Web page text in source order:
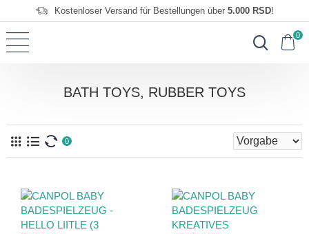
Kostenloser Versand für Bestellungen über 5.000 RSD!
0
BATH TOYS, RUBBER TOYS
0